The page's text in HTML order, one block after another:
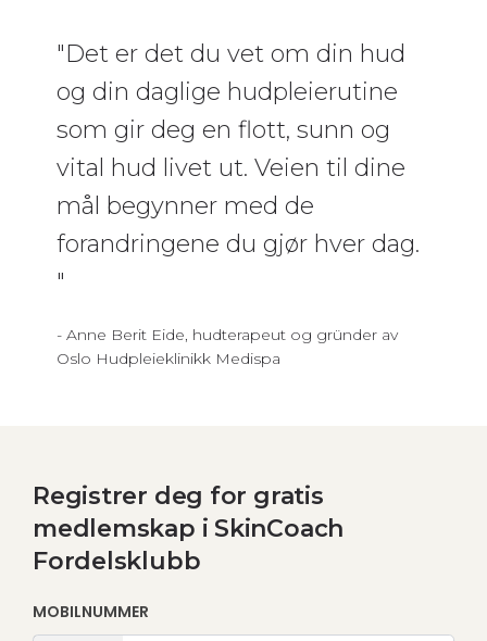
"Det er det du vet om din hud
og din daglige hudpleierutine
som gir deg en flott, sunn og
vital hud livet ut. Veien til dine
mål begynner med de
forandringene du gjør hver dag.
"
- Anne Berit Eide, hudterapeut og gründer av
Oslo Hudpleieklinikk Medispa
Registrer deg for gratis
medlemskap i SkinCoach
Fordelsklubb
MOBILNUMMER